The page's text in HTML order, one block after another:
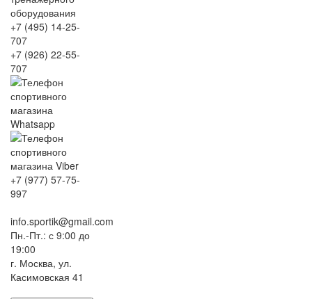
оборудования
+7 (495) 14-25-
707
+7 (926) 22-55-
707
+7 (977) 57-75-
997
info.sportik@gmail.com
Пн.-Пт.: с 9:00 до
19:00
г. Москва, ул.
Касимовская 41